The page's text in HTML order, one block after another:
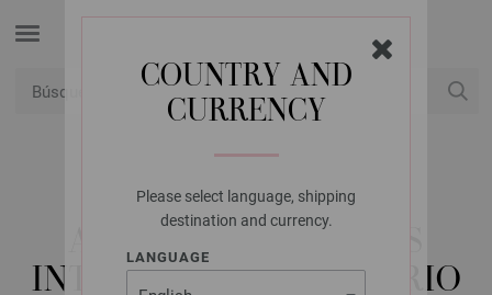
COUNTRY AND
CURRENCY
Please select language, shipping
destination and currency.
LANGUAGE
LANA GROSSA
AGUJAS CIRCULARES
INTERCAMBIABLES VARIO